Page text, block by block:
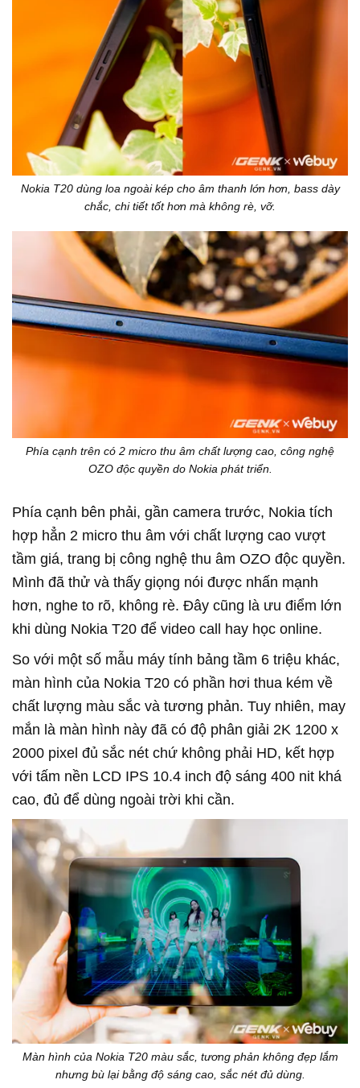
Nokia T20 dùng loa ngoài kép cho âm thanh lớn hơn, bass dày
chắc, chi tiết tốt hơn mà không rè, vỡ.
Phía cạnh trên có 2 micro thu âm chất lượng cao, công nghệ
OZO độc quyền do Nokia phát triển.
Phía cạnh bên phải, gần camera trước, Nokia tích
hợp hẳn 2 micro thu âm với chất lượng cao vượt
tầm giá, trang bị công nghệ thu âm OZO độc quyền.
Mình đã thử và thấy giọng nói được nhấn mạnh
hơn, nghe to rõ, không rè. Đây cũng là ưu điểm lớn
khi dùng Nokia T20 để video call hay học online.
So với một số mẫu máy tính bảng tầm 6 triệu khác,
màn hình của Nokia T20 có phần hơi thua kém về
chất lượng màu sắc và tương phản. Tuy nhiên, may
mắn là màn hình này đã có độ phân giải 2K 1200 x
2000 pixel đủ sắc nét chứ không phải HD, kết hợp
với tấm nền LCD IPS 10.4 inch độ sáng 400 nit khá
cao, đủ để dùng ngoài trời khi cần.
Màn hình của Nokia T20 màu sắc, tương phản không đẹp lắm
nhưng bù lại bằng độ sáng cao, sắc nét đủ dùng.